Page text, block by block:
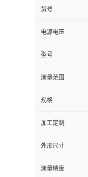
货号
电源电压
型号
测量范围
规格
加工定制
外形尺寸
测量精度